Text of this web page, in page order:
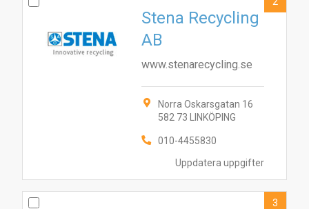
Uppdatera uppgifter
Stena Recycling
AB
www.stenarecycling.se
Norra Oskarsgatan 16
582 73 LINKÖPING
010-4455830
3